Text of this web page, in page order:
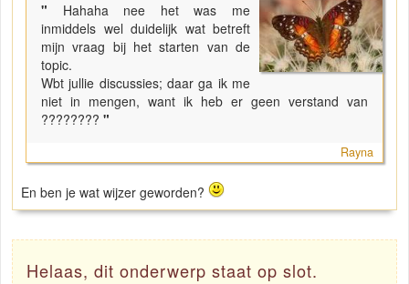
" Hahaha nee het was me
inmiddels wel duidelijk wat betreft
mijn vraag bij het starten van de
topic.
Wbt jullie discussies; daar ga ik me
niet in mengen, want ik heb er geen verstand van
???????? "
Rayna
En ben je wat wijzer geworden?
Helaas, dit onderwerp staat op slot.